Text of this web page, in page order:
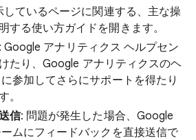
しているページに関連する、主な操
する使い方ガイドを開きます。
: Google アナリティクス ヘルプセン
たり、Google アナリティクスのヘ
参加してさらにサポートを得たり
。
信: 問題が発生した場合、Google
ムにフィードバックを直接送信で